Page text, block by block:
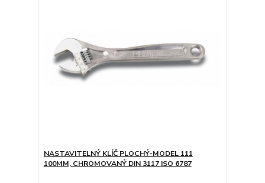
NASTAVITELNÝ KLÍČ PLOCHÝ-MODEL 111
100MM, CHROMOVANÝ DIN 3117 ISO 6787